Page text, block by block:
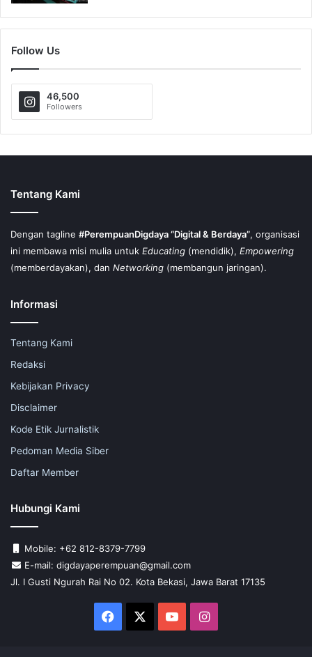
Follow Us
46,500
Followers
Tentang Kami
Dengan tagline #PerempuanDigdaya “Digital & Berdaya”, organisasi
ini membawa misi mulia untuk Educating (mendidik), Empowering
(memberdayakan), dan Networking (membangun jaringan).
Informasi
Tentang Kami
Redaksi
Kebijakan Privacy
Disclaimer
Kode Etik Jurnalistik
Pedoman Media Siber
Daftar Member
Hubungi Kami
Mobile: +62 812-8379-7799
E-mail: digdayaperempuan@gmail.com
Jl. I Gusti Ngurah Rai No 02. Kota Bekasi, Jawa Barat 17135
Facebook YouTubeInstagram